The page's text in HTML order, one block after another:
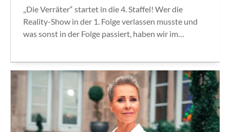
„Die Verräter“ startet in die 4. Staffel! Wer die
Reality-Show in der 1. Folge verlassen musste und
was sonst in der Folge passiert, haben wir im…